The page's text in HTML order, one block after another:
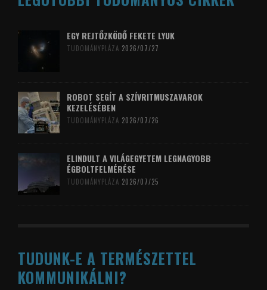
EGY REJTŐZKÖDŐ FEKETE LYUK
TUDOMÁNYPLÁZA 2026/07/27
ROBOT SEGÍT A SZÍVRITMUSZAVAROK
KEZELÉSÉBEN
TUDOMÁNYPLÁZA 2026/07/26
ELINDULT A VILÁGEGYETEM LEGNAGYOBB
ÉGBOLTFELMÉRÉSE
TUDOMÁNYPLÁZA 2026/07/25
TUDUNK-E A TERMÉSZETTEL
KOMMUNIKÁLNI?